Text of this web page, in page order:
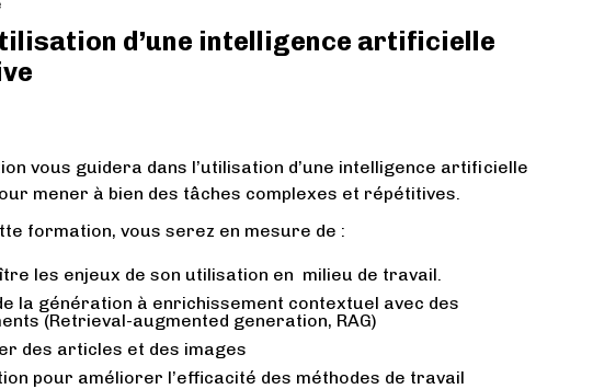
d’une intelligence artificielle
vous guidera dans l’utilisation d’une intelligence artificielle
mener à bien des tâches complexes et répétitives.
formation, vous serez en mesure de :
les enjeux de son utilisation en milieu de travail.
la génération à enrichissement contextuel avec des
(Retrieval-augmented generation, RAG)
des articles et des images
pour améliorer l’efficacité des méthodes de travail